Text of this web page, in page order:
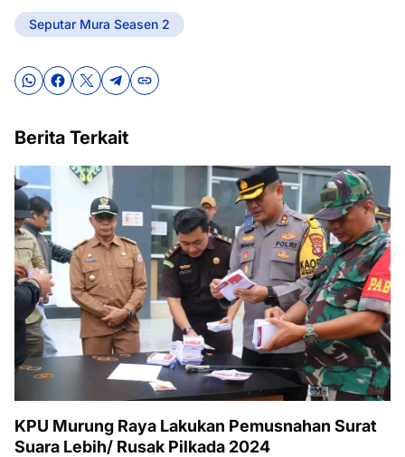
Seputar Mura Seasen 2
Berita Terkait
KPU Murung Raya Lakukan Pemusnahan Surat
Suara Lebih/ Rusak Pilkada 2024